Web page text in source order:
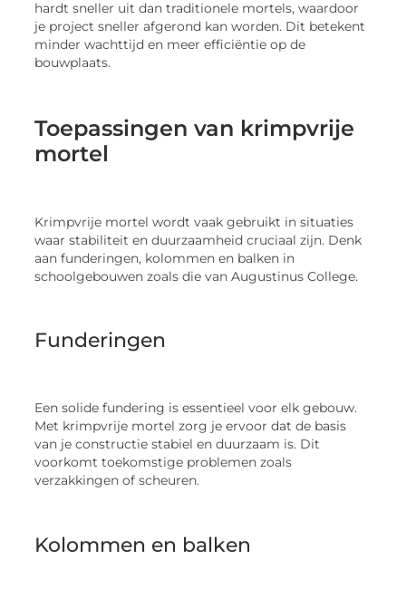
hardt sneller uit dan traditionele mortels, waardoor
je project sneller afgerond kan worden. Dit betekent
minder wachttijd en meer efficiëntie op de
bouwplaats.
Toepassingen van krimpvrije
mortel
Krimpvrije mortel wordt vaak gebruikt in situaties
waar stabiliteit en duurzaamheid cruciaal zijn. Denk
aan funderingen, kolommen en balken in
schoolgebouwen zoals die van Augustinus College.
Funderingen
Een solide fundering is essentieel voor elk gebouw.
Met krimpvrije mortel zorg je ervoor dat de basis
van je constructie stabiel en duurzaam is. Dit
voorkomt toekomstige problemen zoals
verzakkingen of scheuren.
Kolommen en balken